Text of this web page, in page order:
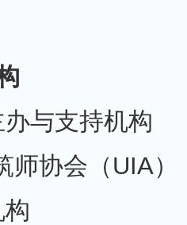
与支持机构
师协会（UIA）